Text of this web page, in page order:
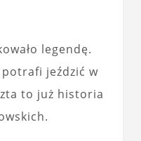
legendę.
potrafi jeździć w
to już historia